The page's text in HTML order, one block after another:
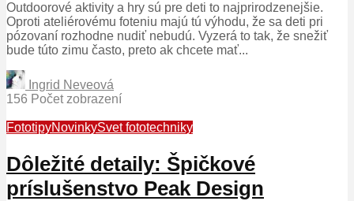
Outdoorové aktivity a hry sú pre deti to najprirodzenejšie.
Oproti ateliérovému foteniu majú tú výhodu, že sa deti pri
pózovaní rozhodne nudiť nebudú. Vyzerá to tak, že snežiť
bude túto zimu často, preto ak chcete mať...
Ingrid Neveová
156 Počet zobrazení
FototipyNovinkySvet fototechniky
Dôležité detaily: Špičkové
príslušenstvo Peak Design